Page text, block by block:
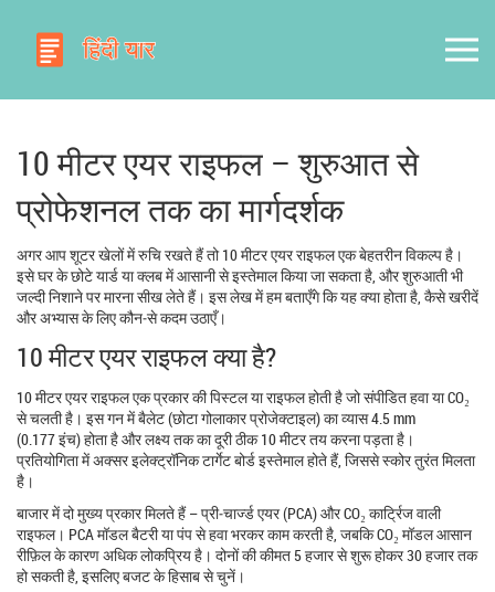
10 मीटर एयर राइफल – शुरुआत से
प्रोफेशनल तक का मार्गदर्शक
अगर आप शूटर खेलों में रुचि रखते हैं तो 10 मीटर एयर राइफल एक बेहतरीन विकल्प है।
इसे घर के छोटे यार्ड या क्लब में आसानी से इस्तेमाल किया जा सकता है, और शुरुआती भी
जल्दी निशाने पर मारना सीख लेते हैं। इस लेख में हम बताएँगे कि यह क्या होता है, कैसे खरीदें
और अभ्यास के लिए कौन‑से कदम उठाएँ।
10 मीटर एयर राइफल क्या है?
10 मीटर एयर राइफल एक प्रकार की पिस्टल या राइफल होती है जो संपीडित हवा या CO₂
से चलती है। इस गन में बैलेट (छोटा गोलाकार प्रोजेक्टाइल) का व्यास 4.5 mm
(0.177 इंच) होता है और लक्ष्य तक का दूरी ठीक 10 मीटर तय करना पड़ता है।
प्रतियोगिता में अक्सर इलेक्ट्रॉनिक टार्गेट बोर्ड इस्तेमाल होते हैं, जिससे स्कोर तुरंत मिलता
है।
बाजार में दो मुख्य प्रकार मिलते हैं – प्री‑चार्ज्ड एयर (PCA) और CO₂ कार्ट्रिज वाली
राइफल। PCA मॉडल बैटरी या पंप से हवा भरकर काम करती है, जबकि CO₂ मॉडल आसान
रीफ़िल के कारण अधिक लोकप्रिय है। दोनों की कीमत 5 हजार से शुरू होकर 30 हजार तक
हो सकती है, इसलिए बजट के हिसाब से चुनें।